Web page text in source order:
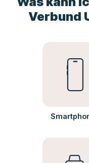
Verbund